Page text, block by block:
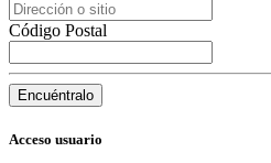
Código Postal
Encuéntralo
Acceso usuario